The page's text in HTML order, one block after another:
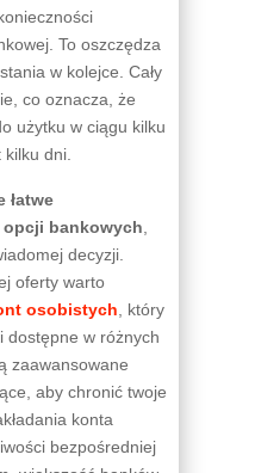
To oszczędza
w kolejce. Cały
co oznacza, że
użytku w ciągu kilku
dni.
łatwe
bankowych
decyzji.
oferty warto
osobistych , który
dostępne w różnych
zaawansowane
aby chronić twoje
konta
bezpośredniej